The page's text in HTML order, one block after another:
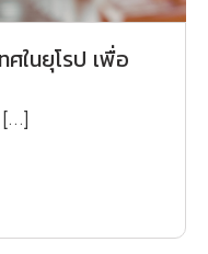
ศในยุโรป เพื่อ
[…]